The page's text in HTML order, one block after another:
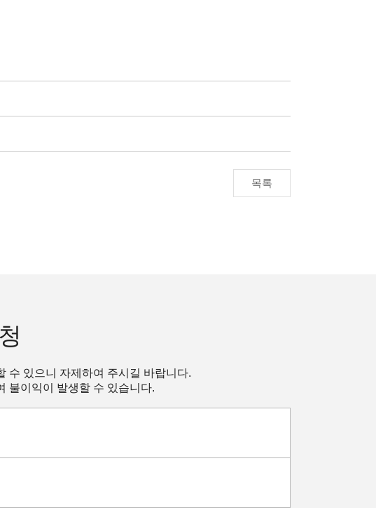
목록
수 있으니 자제하여 주시길 바랍니다.
불이익이 발생할 수 있습니다.